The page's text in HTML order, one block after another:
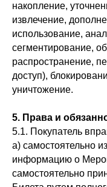
накопление,
извлечение,
использование,
сегментирование,
распространение,
доступ),
уничтожение.
5. Права и
5.1. Покупатель
а) самостоятельно
информацию о
самостоятельно